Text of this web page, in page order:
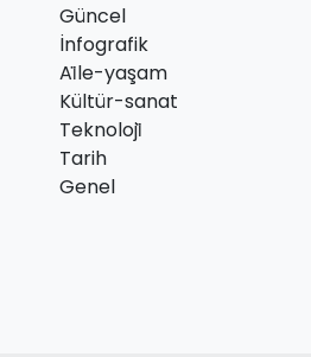
Güncel
İnfografik
Ai̇le-yaşam
Kültür-sanat
Teknoloji̇
Tarih
Genel